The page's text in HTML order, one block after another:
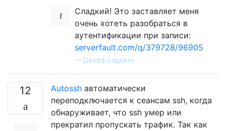
Сладкий! Это заставляет меня
очень хотеть разобраться в
аутентификации при записи:
serverfault.com/q/379728/96905
— Джефф Берджес
12 Autossh автоматически
переподключается к сеансам ssh, когда
обнаруживает, что ssh умер или
прекратил пропускать трафик. Так как